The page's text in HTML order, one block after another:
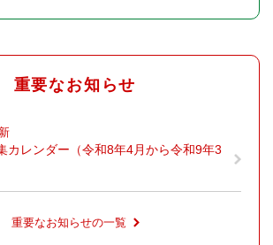
重要なお知らせ
カレンダー（令和8年4月から令和9年3
重要なお知らせの一覧